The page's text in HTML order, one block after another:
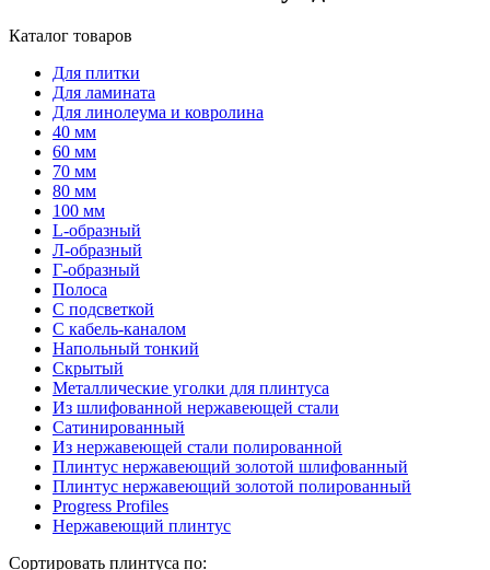
Каталог товаров
Для плитки
Для ламината
Для линолеума и ковролина
40 мм
60 мм
70 мм
80 мм
100 мм
L-образный
Л-образный
Г-образный
Полоса
С подсветкой
С кабель-каналом
Напольный тонкий
Скрытый
Металлические уголки для плинтуса
Из шлифованной нержавеющей стали
Сатинированный
Из нержавеющей стали полированной
Плинтус нержавеющий золотой шлифованный
Плинтус нержавеющий золотой полированный
Progress Profiles
Нержавеющий плинтус
Сортировать плинтуса по: